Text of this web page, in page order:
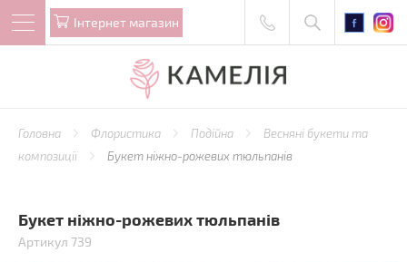
Iнтернет магазин
Головна Флористика Подійна
Весняні букети та
композиції
Букет ніжно-рожевих тюльпанів
Букет ніжно-рожевих тюльпанів
Артикул 739